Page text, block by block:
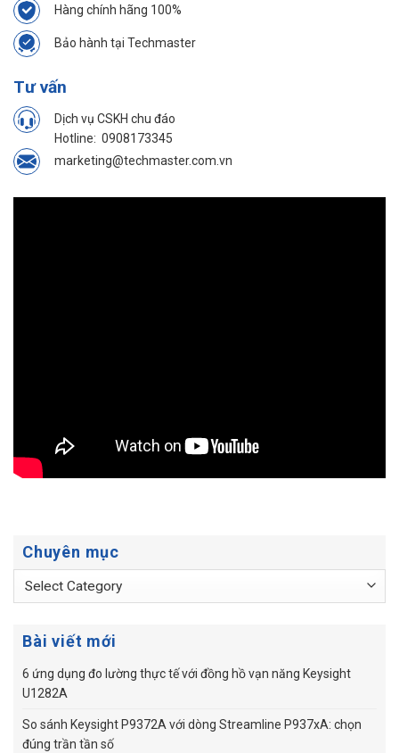
Hàng chính hãng 100%
Bảo hành tại Techmaster
Tư vấn
Dịch vụ CSKH chu đáo
Hotline: 0908173345
marketing@techmaster.com.vn
Chuyên mục
Chuyên
mục
Bài viết mới
6 ứng dụng đo lường thực tế với đồng hồ vạn năng Keysight
U1282A
So sánh Keysight P9372A với dòng Streamline P937xA: chọn
đúng trần tần số